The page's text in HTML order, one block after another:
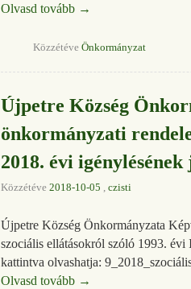
Olvasd tovább →
Közzétéve Önkormányzat
Újpetre Község
önkormányzati
2018. évi
Közzétéve 2018-10-05 czisti
Újpetre Község Önkormányzata
szociális ellátásokról szóló 1993. évi
kattintva olvashatja:
Olvasd tovább →